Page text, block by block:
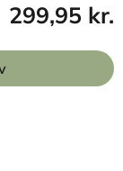
299,95 kr.